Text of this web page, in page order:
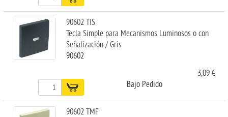
90602 TIS
Tecla Simple para Mecanismos Luminosos o con
Señalización / Gris
90602
3,09 €
Bajo Pedido
90602 TMF